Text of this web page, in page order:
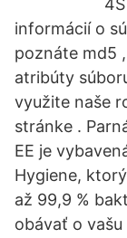
informácií o
poznáte md5
atribúty
využite naše
stránke .
EE je
Hygiene,
až 99,9 %
obávať o